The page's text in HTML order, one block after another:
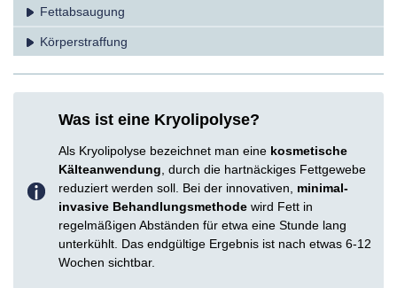
Fettabsaugung
Körperstraffung
Was ist eine Kryolipolyse?
Als Kryolipolyse bezeichnet man eine kosmetische
Kälteanwendung , durch die hartnäckiges Fettgewebe
reduziert werden soll. Bei der innovativen, minimal-
invasive Behandlungsmethode wird Fett in
regelmäßigen Abständen für etwa eine Stunde lang
unterkühlt. Das endgültige Ergebnis ist nach etwas 6-12
Wochen sichtbar.